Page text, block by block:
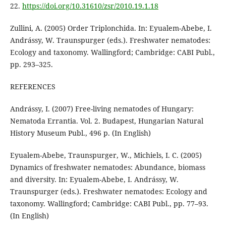
22. https://doi.org/10.31610/zsr/2010.19.1.18
Zullini, A. (2005) Order Triplonchida. In: Eyualem-Abebe, I.
Andrássy, W. Traunspurger (eds.). Freshwater nematodes:
Ecology and taxonomy. Wallingford; Cambridge: CABI Publ.,
pp. 293–325.
REFERENCES
Andrássy, I. (2007) Free-living nematodes of Hungary:
Nematoda Errantia. Vol. 2. Budapest, Hungarian Natural
History Museum Publ., 496 p. (In English)
Eyualem-Abebe, Traunspurger, W., Michiels, I. C. (2005)
Dynamics of freshwater nematodes: Abundance, biomass
and diversity. In: Eyualem-Abebe, I. Andrássy, W.
Traunspurger (eds.). Freshwater nematodes: Ecology and
taxonomy. Wallingford; Cambridge: CABI Publ., pp. 77–93.
(In English)